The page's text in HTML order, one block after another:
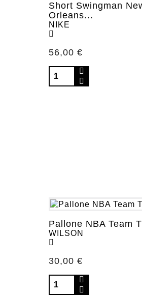
Short Swingman
Orleans...
NIKE
Prezzo
56,00 €
Pallone NBA Team
WILSON
Prezzo
30,00 €